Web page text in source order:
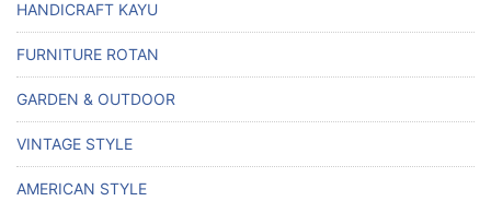
HANDICRAFT KAYU
FURNITURE ROTAN
GARDEN & OUTDOOR
VINTAGE STYLE
AMERICAN STYLE